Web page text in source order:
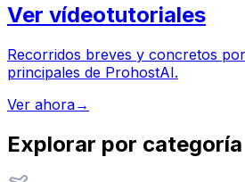
Ver vídeotutoriales
Recorridos breves y concretos
principales de ProhostAI.
Ver ahora→
Explorar por categoría